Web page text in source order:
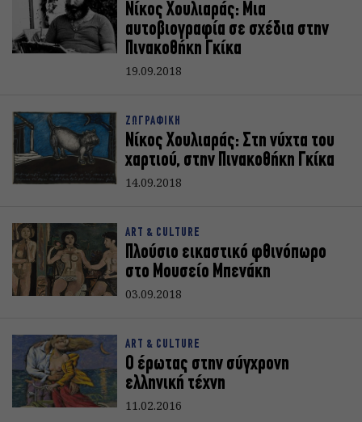
Νίκος Χουλιαράς: Μια
αυτοβιογραφία σε σχέδια στην
Πινακοθήκη Γκίκα
19.09.2018
ΖΩΓΡΑΦΙΚΗ
Νίκος Χουλιαράς: Στη νύχτα του
χαρτιού, στην Πινακοθήκη Γκίκα
14.09.2018
ART & CULTURE
Πλούσιο εικαστικό φθινόπωρο
στο Μουσείο Μπενάκη
03.09.2018
ART & CULTURE
Ο έρωτας στην σύγχρονη
ελληνική τέχνη
11.02.2016